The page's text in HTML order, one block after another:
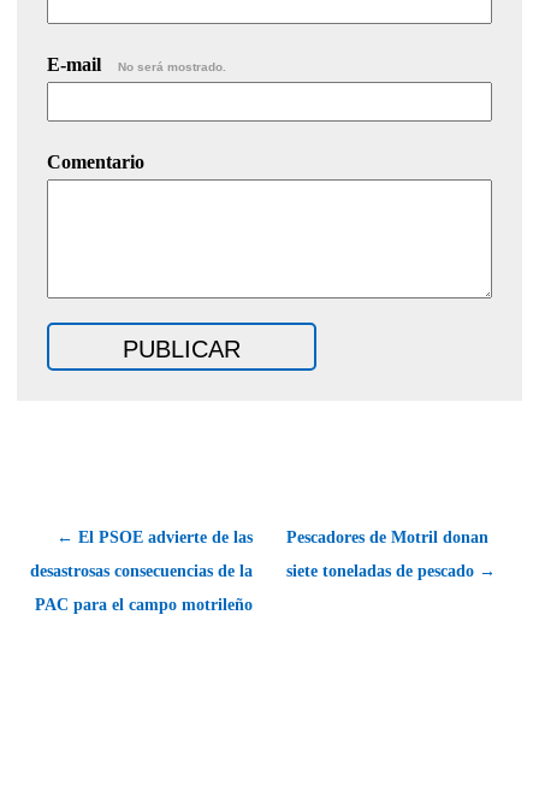
E-mail No será mostrado.
Comentario
← El PSOE advierte de las
desastrosas consecuencias de la
PAC para el campo motrileño
Pescadores de Motril donan
siete toneladas de pescado →